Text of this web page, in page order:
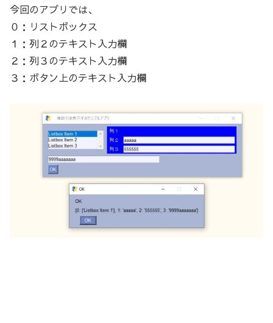
今回のアプリでは、
０：リストボックス
１：列２のテキスト入力欄
２：列３のテキスト入力欄
３：ボタン上のテキスト入力欄